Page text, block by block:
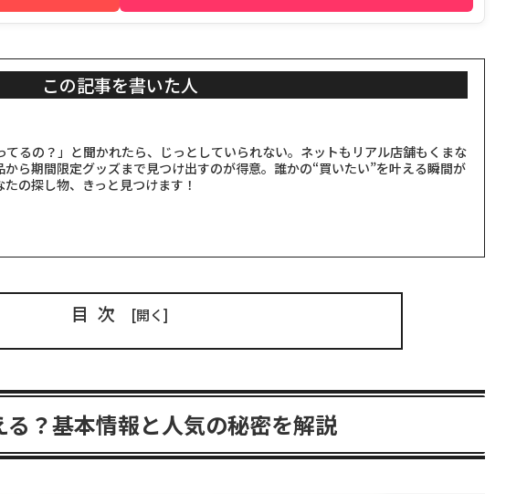
この記事を書いた人
てるの？」と聞かれたら、じっとしていられない。ネットもリアル店舗もくまな
から期間限定グッズまで見つけ出すのが得意。誰かの“買いたい”を叶える瞬間が
の探し物、きっと見つけます！
目次
？基本情報と人気の秘密を解説